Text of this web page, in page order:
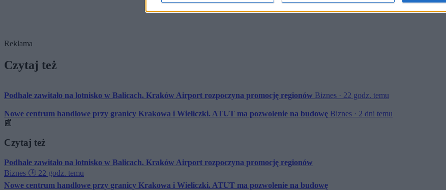
Reklama
Czytaj też
Podhale zawitało na lotnisko w Balicach. Kraków Airport rozpoczyna promocję regionów Biznes · 22 godz. temu
Nowe centrum handlowe przy granicy Krakowa i Wieliczki. ATUT ma pozwolenie na budowę Biznes · 2 dni temu
📰
Czytaj też
Podhale zawitało na lotnisko w Balicach. Kraków Airport rozpoczyna promocję regionów
Biznes 🕒 22 godz. temu
Nowe centrum handlowe przy granicy Krakowa i Wieliczki. ATUT ma pozwolenie na budowę